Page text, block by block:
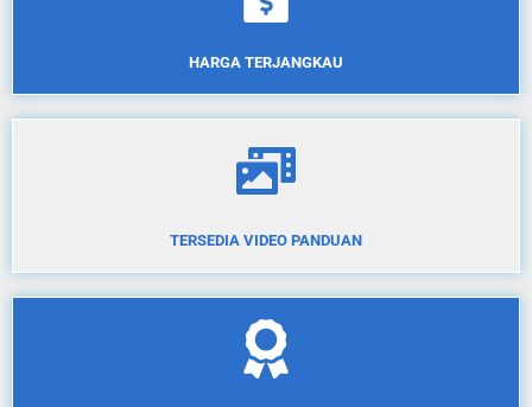
HARGA TERJANGKAU
TERSEDIA VIDEO PANDUAN